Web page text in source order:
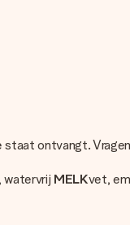
staat ontvangt.
watervrij MELKvet,